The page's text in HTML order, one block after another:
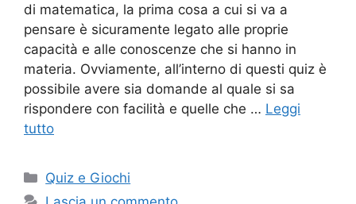
di matematica, la prima cosa a cui si va a
pensare è sicuramente legato alle proprie
capacità e alle conoscenze che si hanno in
materia. Ovviamente, all’interno di questi quiz è
possibile avere sia domande al quale si sa
rispondere con facilità e quelle che … Leggi
tutto
Categorie
Quiz e Giochi